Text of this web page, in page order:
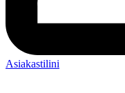
Asiakastilini